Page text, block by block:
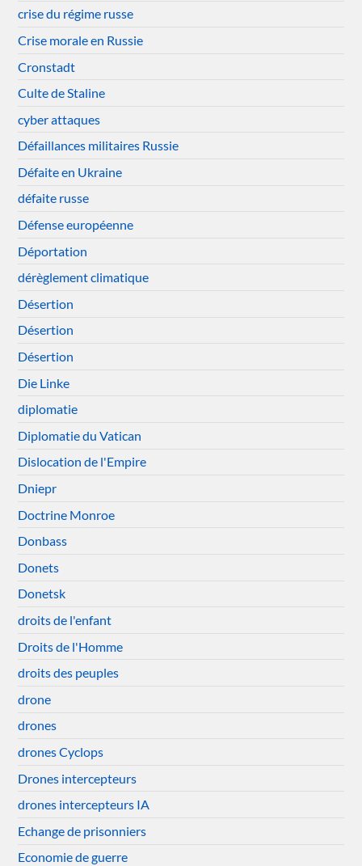
crise du régime russe
Crise morale en Russie
Cronstadt
Culte de Staline
cyber attaques
Défaillances militaires Russie
Défaite en Ukraine
défaite russe
Défense européenne
Déportation
dérèglement climatique
Désertion
Désertion
Désertion
Die Linke
diplomatie
Diplomatie du Vatican
Dislocation de l'Empire
Dniepr
Doctrine Monroe
Donbass
Donets
Donetsk
droits de l'enfant
Droits de l'Homme
droits des peuples
drone
drones
drones Cyclops
Drones intercepteurs
drones intercepteurs IA
Echange de prisonniers
Economie de guerre